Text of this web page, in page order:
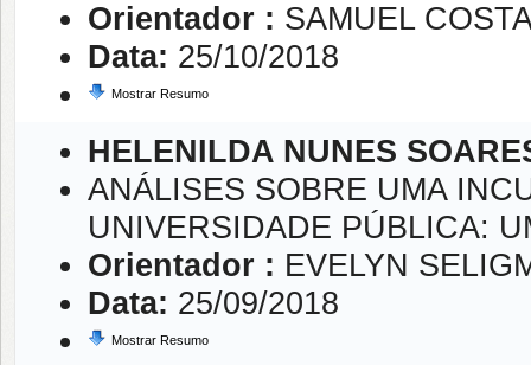
Orientador : SAMUEL
Data: 25/10/2018
Mostrar Resumo
HELENILDA NUNES
ANÁLISES SOBRE UMA
UNIVERSIDADE PÚBLICA:
Orientador : EVELYN
Data: 25/09/2018
Mostrar Resumo